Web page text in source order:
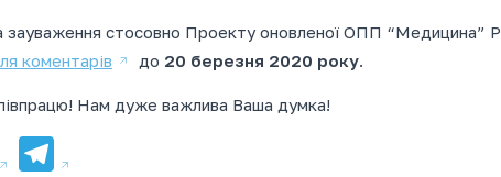
зауваження стосовно Проекту оновленої ОПП “Медицина”
коментарів до 20 березня 2020 року.
Нам дуже важлива Ваша думка!
Telegram